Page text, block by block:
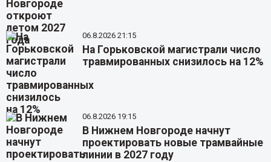
06.8.2026 21:15
На Горьковской магистрали число
травмированных снизилось на 12%
06.8.2026 19:15
В Нижнем Новгороде начнут
проектировать новые трамвайные
линии в 2027 году